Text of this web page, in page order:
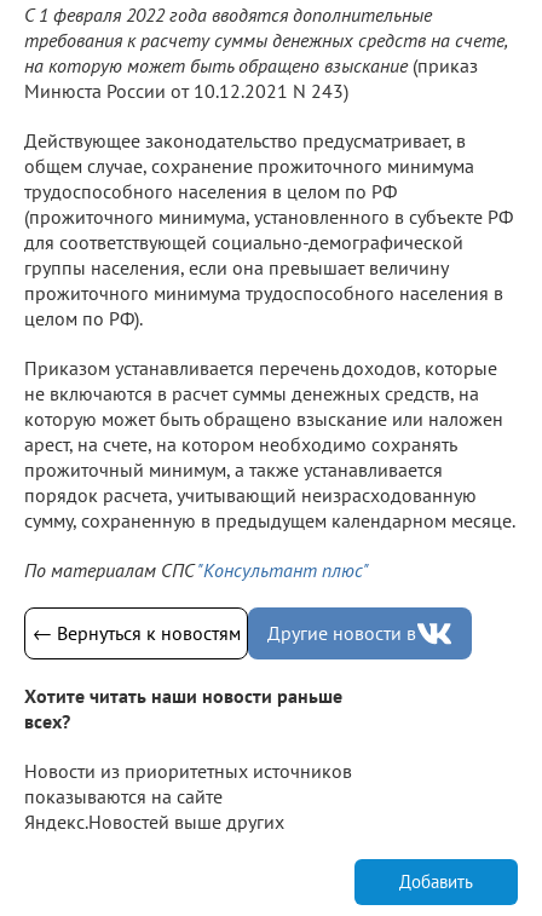
С 1 февраля 2022 года вводятся дополнительные
требования к расчету суммы денежных средств на счете,
на которую может быть обращено взыскание(приказ
Минюста России от 10.12.2021 N 243)
Действующее законодательство предусматривает, в
общем случае, сохранение прожиточного минимума
трудоспособного населения в целом по РФ
(прожиточного минимума, установленного в субъекте РФ
для соответствующей социально-демографической
группы населения, если она превышает величину
прожиточного минимума трудоспособного населения в
целом по РФ).
Приказом устанавливается перечень доходов, которые
не включаются в расчет суммы денежных средств, на
которую может быть обращено взыскание или наложен
арест, на счете, на котором необходимо сохранять
прожиточный минимум, а также устанавливается
порядок расчета, учитывающий неизрасходованную
сумму, сохраненную в предыдущем календарном месяце.
По материалам СПС"Консультант плюс"
← Вернуться к новостям Другие новости в
Хотите читать наши новости раньше
всех?
Новости из приоритетных источников
показываются на сайте
Яндекс.Новостей выше других
Добавить